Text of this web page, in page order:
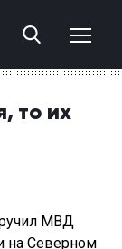
то их
МВД
на Северном